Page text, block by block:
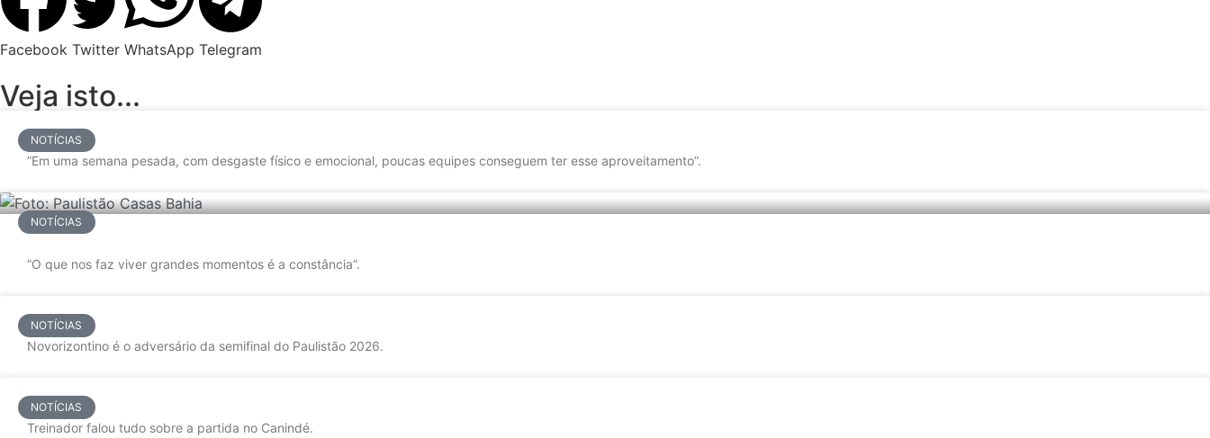
Facebook Twitter WhatsApp Telegram
Veja isto...
NOTÍCIAS
”Em uma semana pesada, com desgaste físico e emocional, poucas equipes conseguem ter esse aproveitamento”.
NOTÍCIAS
”O que nos faz viver grandes momentos é a constância”.
NOTÍCIAS
Novorizontino é o adversário da semifinal do Paulistão 2026.
NOTÍCIAS
Treinador falou tudo sobre a partida no Canindé.